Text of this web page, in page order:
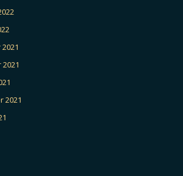
2021